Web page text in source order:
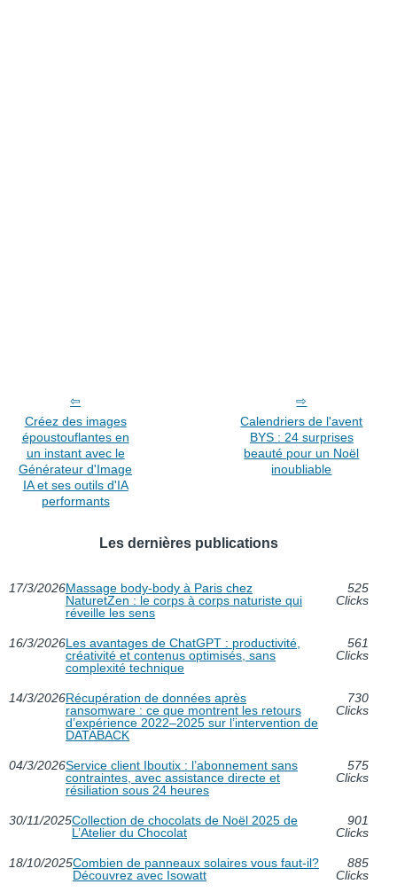
Créez des images
époustouflantes en
un instant avec le
Générateur d'Image
IA et ses outils d'IA
performants
Calendriers de l'avent
BYS : 24 surprises
beauté pour un Noël
inoubliable
Les dernières publications
17/3/2026Massage body-body à Paris chez
NaturetZen : le corps à corps naturiste qui
réveille les sens
525
Clicks
16/3/2026Les avantages de ChatGPT : productivité,
créativité et contenus optimisés, sans
complexité technique
561
Clicks
14/3/2026Récupération de données après
ransomware : ce que montrent les retours
d’expérience 2022–2025 sur l’intervention de
DATABACK
730
Clicks
04/3/2026Service client Iboutix : l’abonnement sans
contraintes, avec assistance directe et
résiliation sous 24 heures
575
Clicks
30/11/2025Collection de chocolats de Noël 2025 de
L’Atelier du Chocolat
901
Clicks
18/10/2025Combien de panneaux solaires vous faut-il?
Découvrez avec Isowatt
885
Clicks